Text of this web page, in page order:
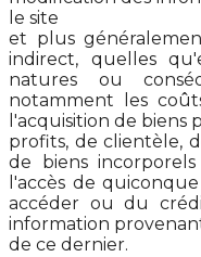
le site
et plus
indirect, quelles
natures ou
notamment les
l'acquisition de biens
profits, de clientèle,
de biens
l'accès de
accéder ou du
information
de ce dernier.